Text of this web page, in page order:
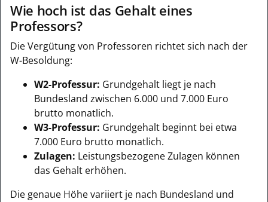
Wie hoch ist das Gehalt eines
Professors?
Die Vergütung von Professoren richtet sich nach der
W-Besoldung:
W2-Professur: Grundgehalt liegt je nach
Bundesland zwischen 6.000 und 7.000 Euro
brutto monatlich.
W3-Professur: Grundgehalt beginnt bei etwa
7.000 Euro brutto monatlich.
Zulagen: Leistungsbezogene Zulagen können
das Gehalt erhöhen.
Die genaue Höhe variiert je nach Bundesland und